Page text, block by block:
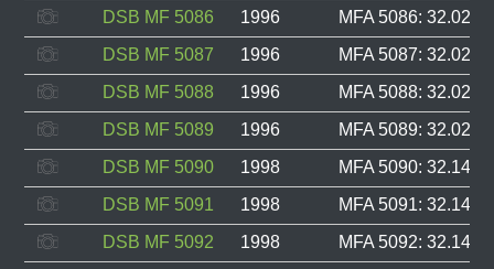
DSB MF 5086
1996
MFA 5086:
DSB MF 5087
1996
MFA 5087:
DSB MF 5088
1996
MFA 5088:
DSB MF 5089
1996
MFA 5089:
DSB MF 5090
1998
MFA 5090:
DSB MF 5091
1998
MFA 5091:
DSB MF 5092
1998
MFA 5092: